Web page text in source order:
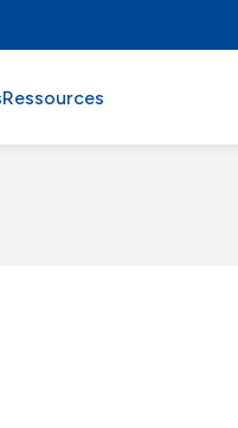
Ressources